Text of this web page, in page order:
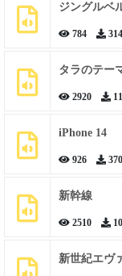
ジングルベ
784 314
タラのテー
2920
iPhone 14
926 370
新幹線
2510
新世紀エヴ